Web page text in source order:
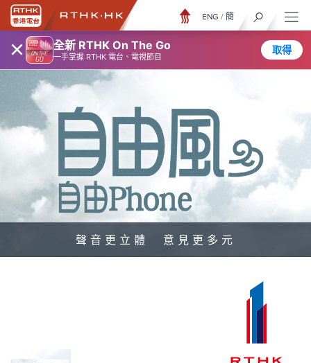
× 全新 RTHK On The Go
一手掌握 RTHK 電台、電視節目
取得
ENG / 簡
聲音更立體 意見更多元